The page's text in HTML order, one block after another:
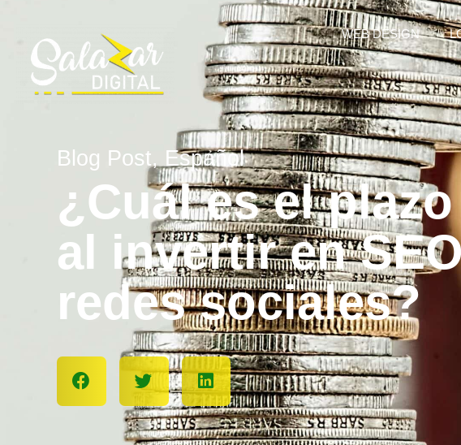
WEB DESIGN
Blog Post, Español
¿Cuál es el
al invertir en
redes sociales?